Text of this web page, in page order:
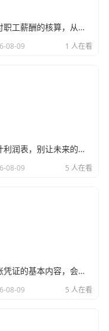
，按理说，这样的履
财务的老江湖，根本
屈得不行，问我：“胡
证书，也不要因为有
槛，但绝不是你躺平的
应付职工薪酬的核算，从工资条到财务报表的温情与理性
08-09 1 人在看
预计利润表，别让未来的画饼变成今天的陷阱
08-09 5 人在看
记账凭证的基本内容，会计凭证里的七剑下天山，每一项都藏着玄机
08-09 5 人在看